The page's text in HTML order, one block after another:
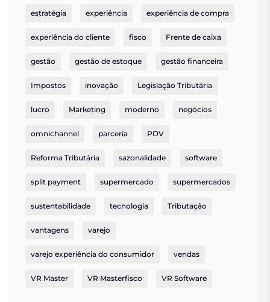
estratégia experiência experiência de compra
experiência do cliente fisco Frente de caixa
gestão gestão de estoque gestão financeira
Impostos inovação Legislação Tributária
lucro Marketing moderno negócios
omnichannel parceria PDV
Reforma Tributária sazonalidade software
split payment supermercado supermercados
sustentabilidade tecnologia Tributação
vantagens varejo
varejo experiência do consumidor vendas
VR Master VR Masterfisco VR Software